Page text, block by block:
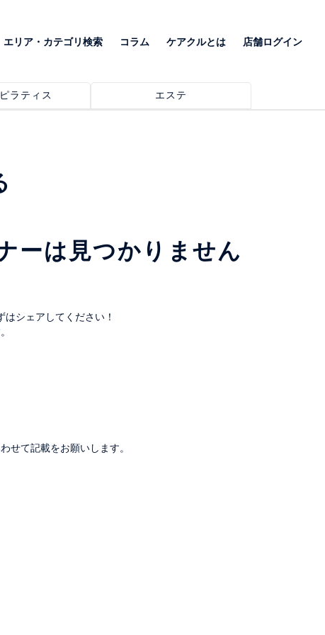
エリア・カテゴリ検索 コラム ケアクルとは 店舗ログイン
ラティス エステ
ーは見つかりません
シェアしてください！
せて記載をお願いします。